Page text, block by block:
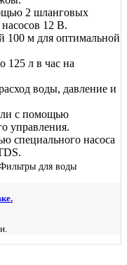
2 шланговых
12 В.
100 м для оптимальной
125 л в час на
воды, давление и
с помощью
управления.
специального насоса
для воды